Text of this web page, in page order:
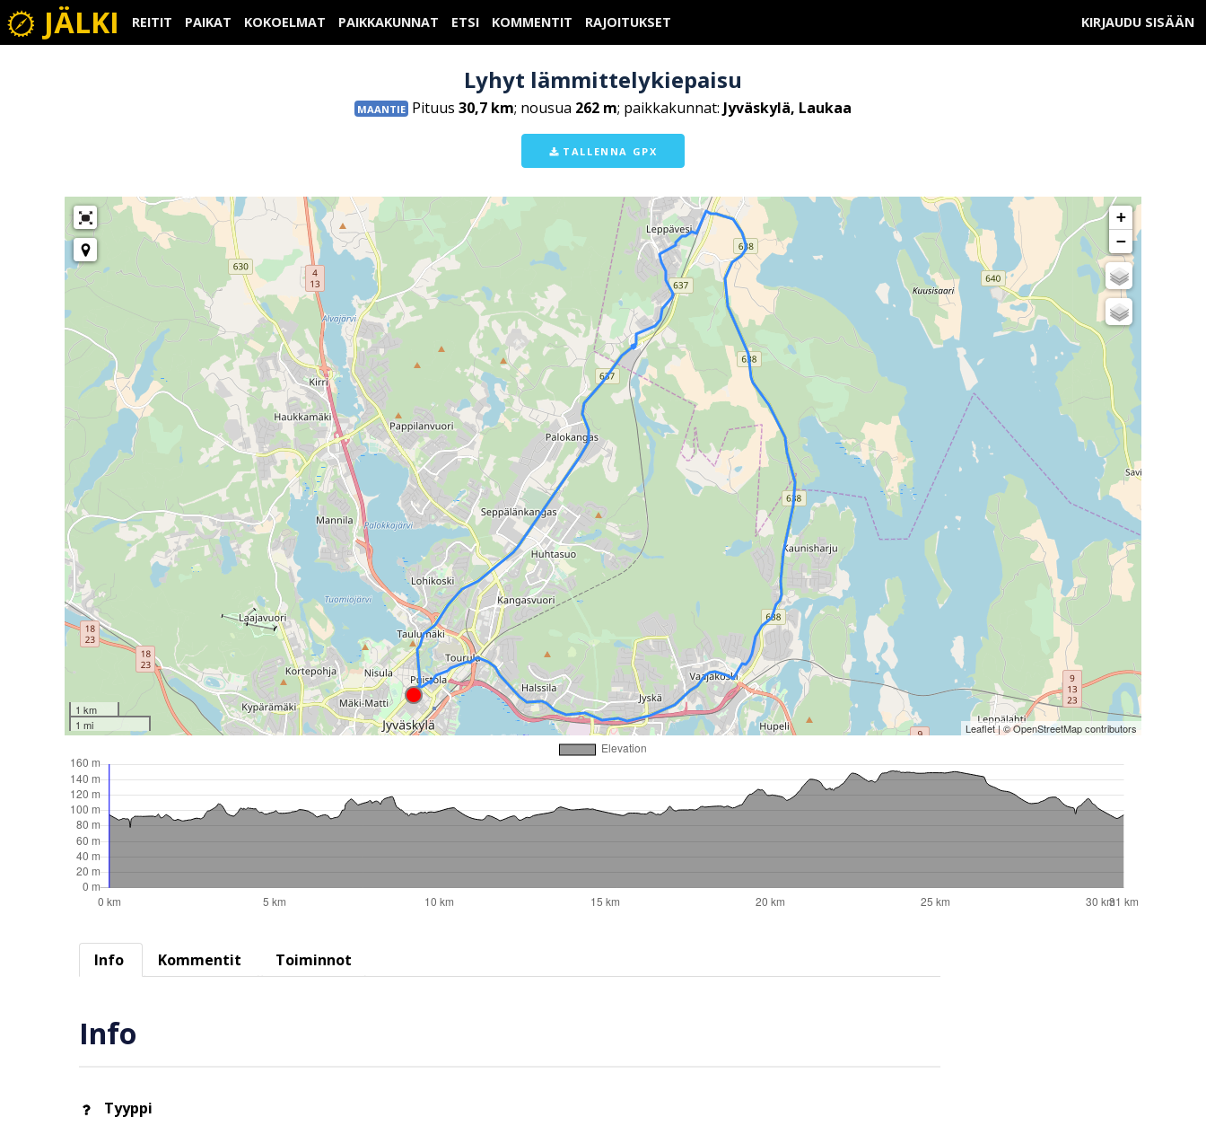
JÄLKI REITIT PAIKAT KOKOELMAT PAIKKAKUNNAT ETSI KOMMENTIT RAJOITUKSET KIRJAUDU SISÄÄN
Lyhyt lämmittelykiepaisu
MAANTIE Pituus30,7 km; nousua 262 m; paikkakunnat: Jyväskylä, Laukaa
TALLENNA GPX
+
−
1 km
1 mi
Leaflet| ©OpenStreetMapcontributors
Info Kommentit Toiminnot
Info
Tyyppi